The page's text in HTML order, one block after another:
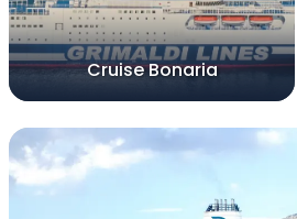
Cruise Bonaria